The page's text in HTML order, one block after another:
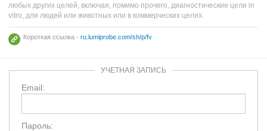
любых других целей, включая, помимо прочего, диагностические цели in
vitro, для людей или животных или в коммерческих целях.
Короткая ссылка - ru.lumiprobe.com/sh/p/fv
УЧЕТНАЯ ЗАПИСЬ
Email:
Пароль: